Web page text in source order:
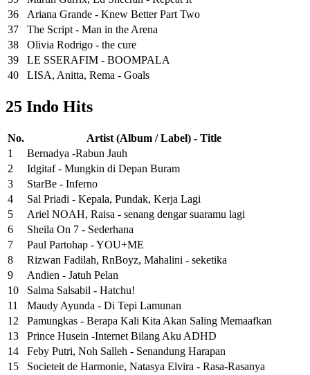
36
Ariana Grande - Knew Better Part Two
37
The Script - Man in the Arena
38
Olivia Rodrigo - the cure
39
LE SSERAFIM - BOOMPALA
40
LISA, Anitta, Rema - Goals
25 Indo Hits
No.
Artist (Album / Label) - Title
1
Bernadya -Rabun Jauh
2
Idgitaf - Mungkin di Depan Buram
3
StarBe - Inferno
4
Sal Priadi - Kepala, Pundak, Kerja Lagi
5
Ariel NOAH, Raisa - senang dengar suaramu lagi
6
Sheila On 7 - Sederhana
7
Paul Partohap - YOU+ME
8
Rizwan Fadilah, RnBoyz, Mahalini - seketika
9
Andien - Jatuh Pelan
10
Salma Salsabil - Hatchu!
11
Maudy Ayunda - Di Tepi Lamunan
12
Pamungkas - Berapa Kali Kita Akan Saling Memaafkan
13
Prince Husein -Internet Bilang Aku ADHD
14
Feby Putri, Noh Salleh - Senandung Harapan
15
Societeit de Harmonie, Natasya Elvira - Rasa-Rasanya